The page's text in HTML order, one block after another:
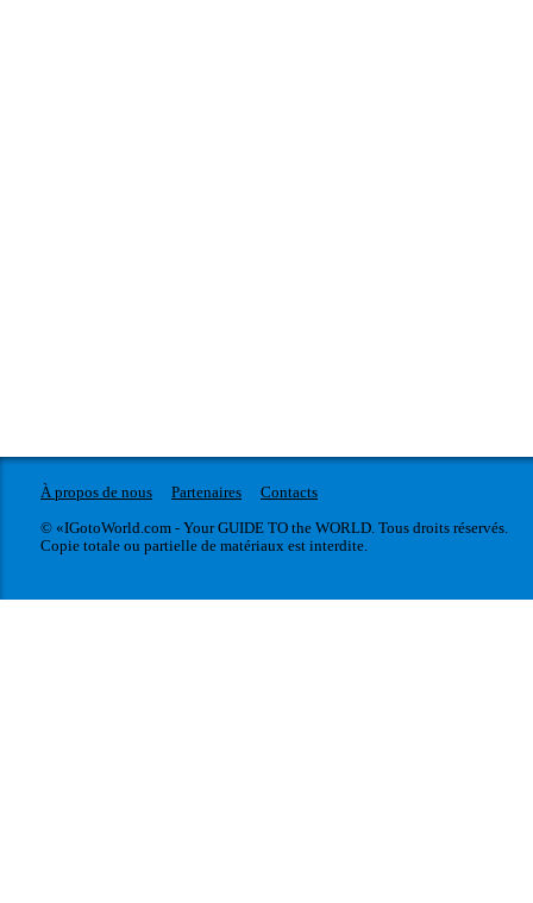
À propos de nous Partenaires
Contacts
© «IGotoWorld.com - Your GUIDE TO the WORLD. Tous droits réservés.
Copie totale ou partielle de matériaux est interdite.